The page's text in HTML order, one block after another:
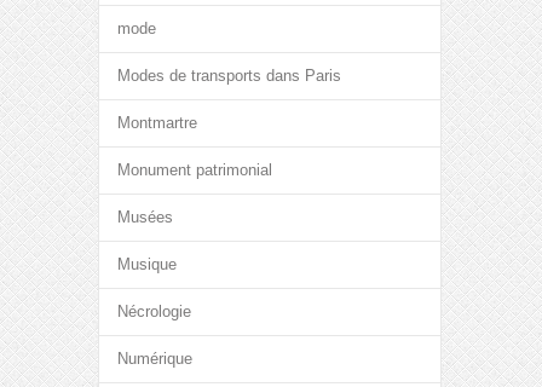
mode
Modes de transports dans Paris
Montmartre
Monument patrimonial
Musées
Musique
Nécrologie
Numérique